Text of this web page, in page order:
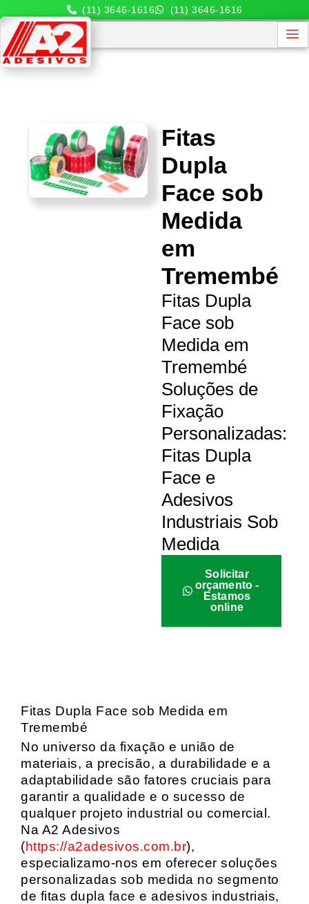
(11) 3646-1616 (11) 3646-1616
Fitas
Dupla
Face sob
Medida
em
Tremembé
Fitas Dupla
Face sob
Medida em
Tremembé
Soluções de
Fixação
Personalizadas:
Fitas Dupla
Face e
Adesivos
Industriais Sob
Medida
Solicitar
orçamento -
Estamos
online
Fitas Dupla Face sob Medida em
Tremembé
No universo da fixação e união de
materiais, a precisão, a durabilidade e a
adaptabilidade são fatores cruciais para
garantir a qualidade e o sucesso de
qualquer projeto industrial ou comercial.
Na A2 Adesivos
(https://a2adesivos.com.br),
especializamo-nos em oferecer soluções
personalizadas sob medida no segmento
de fitas dupla face e adesivos industriais,